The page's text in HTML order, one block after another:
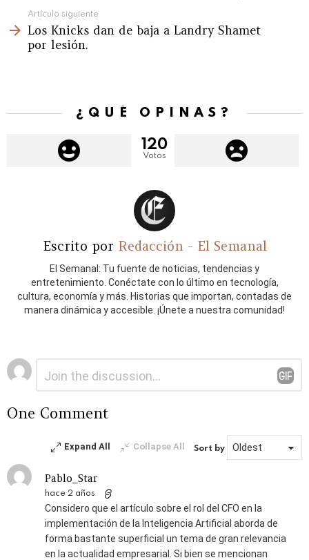
Artículo siguiente
Los Knicks dan de baja a Landry Shamet
por lesión.
¿QUÉ OPINAS?
120
Votos
Escrito por Redacción - El Semanal
El Semanal: Tu fuente de noticias, tendencias y
entretenimiento. Conéctate con lo último en tecnología,
cultura, economía y más. Historias que importan, contadas de
manera dinámica y accesible. ¡Únete a nuestra comunidad!
Deja
una
One Comment
Expand All Collapse All Sort by
Pablo_Star
hace 2 años
Considero que el artículo sobre el rol del CFO en la
implementación de la Inteligencia Artificial aborda de
forma bastante superficial un tema de gran relevancia
en la actualidad empresarial. Si bien se mencionan